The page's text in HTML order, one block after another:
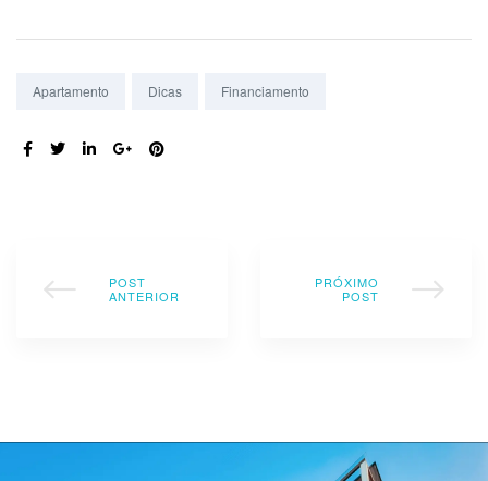
Tags:
Apartamento Dicas Financiamento
COMPARTILHE:
POST
ANTERIOR
PRÓXIMO
POST